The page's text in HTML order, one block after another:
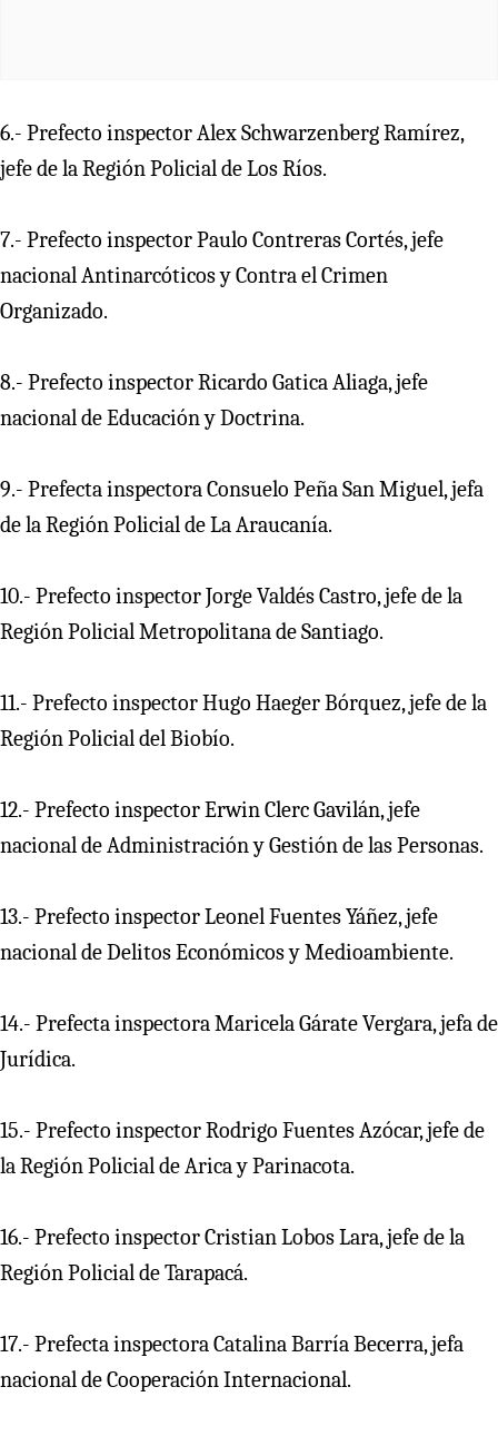
6.- Prefecto inspector Alex Schwarzenberg Ramírez,
jefe de la Región Policial de Los Ríos.
7.- Prefecto inspector Paulo Contreras Cortés, jefe
nacional Antinarcóticos y Contra el Crimen
Organizado.
8.- Prefecto inspector Ricardo Gatica Aliaga, jefe
nacional de Educación y Doctrina.
9.- Prefecta inspectora Consuelo Peña San Miguel, jefa
de la Región Policial de La Araucanía.
10.- Prefecto inspector Jorge Valdés Castro, jefe de la
Región Policial Metropolitana de Santiago.
11.- Prefecto inspector Hugo Haeger Bórquez, jefe de la
Región Policial del Biobío.
12.- Prefecto inspector Erwin Clerc Gavilán, jefe
nacional de Administración y Gestión de las Personas.
13.- Prefecto inspector Leonel Fuentes Yáñez, jefe
nacional de Delitos Económicos y Medioambiente.
14.- Prefecta inspectora Maricela Gárate Vergara, jefa de
Jurídica.
15.- Prefecto inspector Rodrigo Fuentes Azócar, jefe de
la Región Policial de Arica y Parinacota.
16.- Prefecto inspector Cristian Lobos Lara, jefe de la
Región Policial de Tarapacá.
17.- Prefecta inspectora Catalina Barría Becerra, jefa
nacional de Cooperación Internacional.